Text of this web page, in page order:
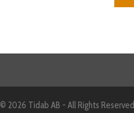
© 2026 Tidab AB - All Rights Reserved